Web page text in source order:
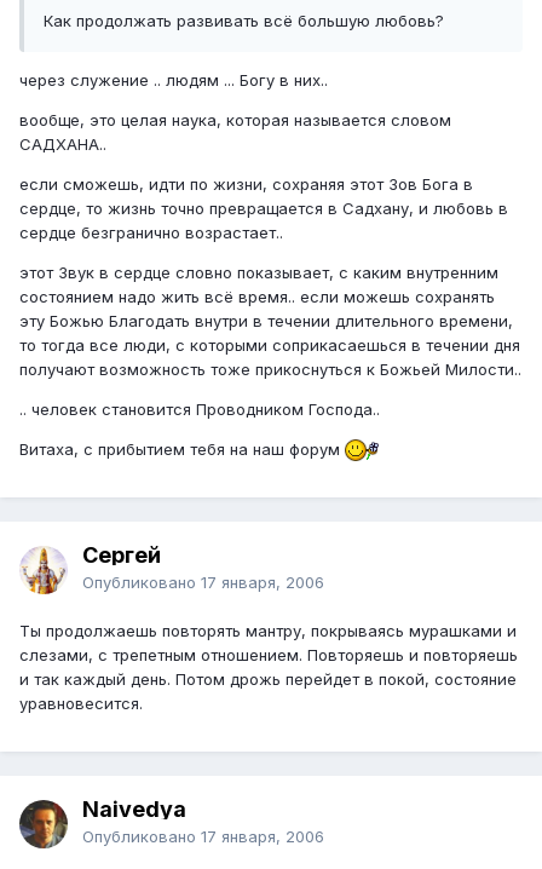
Как продолжать развивать всё большую любовь?
через служение .. людям ... Богу в них..
вообще, это целая наука, которая называется словом
САДХАНА..
если сможешь, идти по жизни, сохраняя этот Зов Бога в
сердце, то жизнь точно превращается в Садхану, и любовь в
сердце безгранично возрастает..
этот Звук в сердце словно показывает, с каким внутренним
состоянием надо жить всё время.. если можешь сохранять
эту Божью Благодать внутри в течении длительного времени,
то тогда все люди, с которыми соприкасаешься в течении дня
получают возможность тоже прикоснуться к Божьей Милости..
.. человек становится Проводником Господа..
Витаха, с прибытием тебя на наш форум
Сергей
Опубликовано 17 января, 2006
Ты продолжаешь повторять мантру, покрываясь мурашками и
слезами, с трепетным отношением. Повторяешь и повторяешь
и так каждый день. Потом дрожь перейдет в покой, состояние
уравновесится.
Naivedya
Опубликовано 17 января, 2006